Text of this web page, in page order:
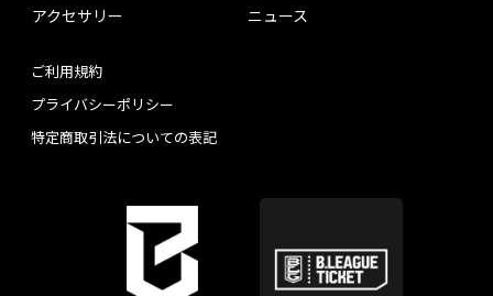
アクセサリー
ニュース
ご利用規約
プライバシーポリシー
特定商取引法についての表記